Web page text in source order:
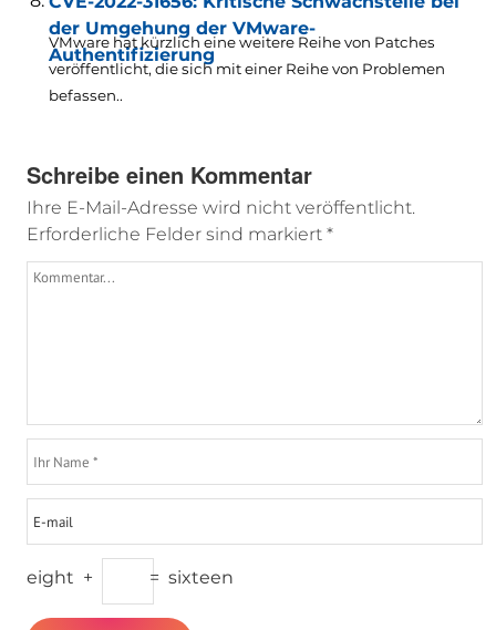
der Umgehung der VMware-
Authentifizierung
VMware hat kürzlich eine weitere Reihe von Patches
veröffentlicht, die sich mit einer Reihe von Problemen
befassen..
Schreibe einen Kommentar
Ihre E-Mail-Adresse wird nicht veröffentlicht.
Erforderliche Felder sind markiert *
eight + = sixteen